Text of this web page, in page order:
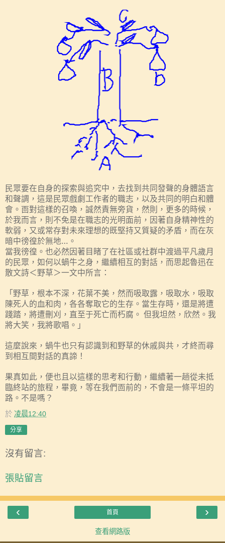
民眾要在自身的探索與追究中，去找到共同發聲的身體語言
和聲調，這是民眾戲劇工作者的職志，以及共同的明白和體
會。靣對這樣的召喚，誠然責無旁貨，然則，更多的時候，
於我而言，則不免是在職志的光明面前，因著自身精神性的
軟弱，又或常存對未來理想的既堅持又質疑的矛盾，而在灰
暗中徬徨於無地…。
當我徬徨。也必然因著目睹了在社區或社群中渡過平凡歲月
的民眾，如何以蝸牛之身，繼續相互的對話，而思起魯迅在
散文詩＜野草＞一文中所言：
「野草，根本不深，花葉不美，然而吸取露，吸取水，吸取
陳死人的血和肉，各各奪取它的生存。當生存時，還是將遭
踐踏，將遭刪刈，直至于死亡而朽腐。 但我坦然，欣然。我
將大笑，我將歌唱。」
這麼說來，蝸牛也只有認識到和野草的休戚與共，才終而尋
到相互間對話的真諦！
果真如此，便也且以這樣的思考和行動，繼續著一趟從未抵
臨終站的旅程，畢竟，等在我們靣前的，不會是一條平坦的
路。不是嗎？
於 凌晨12:40
分享
沒有留言:
張貼留言
‹ ›
首頁
查看網路版